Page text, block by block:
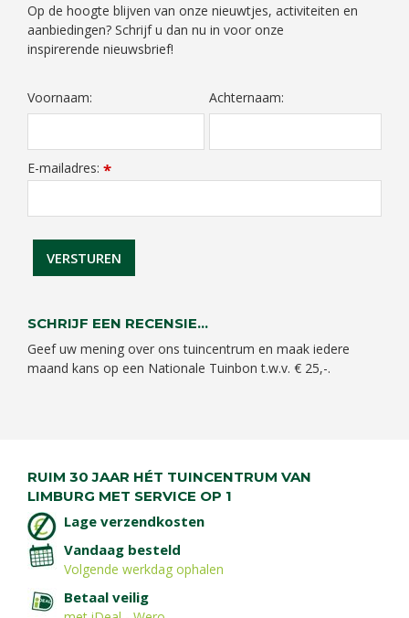
Op de hoogte blijven van onze nieuwtjes, activiteiten en
aanbiedingen? Schrijf u dan nu in voor onze
inspirerende nieuwsbrief!
Voornaam: Achternaam:
E-mailadres: *
SCHRIJF EEN RECENSIE...
Geef uw mening over ons tuincentrum en maak iedere
maand kans op een Nationale Tuinbon t.w.v. € 25,-.
RUIM 30 JAAR HÉT TUINCENTRUM VAN
LIMBURG MET SERVICE OP 1
Lage verzendkosten
Vandaag besteld
Volgende werkdag ophalen
Betaal veilig